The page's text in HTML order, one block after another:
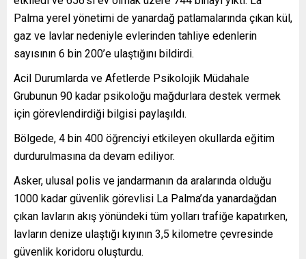
Palma yerel yönetimi de yanardağ patlamalarında çıkan kül,
gaz ve lavlar nedeniyle evlerinden tahliye edenlerin
sayısının 6 bin 200’e ulaştığını bildirdi.
Acil Durumlarda ve Afetlerde Psikolojik Müdahale
Grubunun 90 kadar psikoloğu mağdurlara destek vermek
için görevlendirdiği bilgisi paylaşıldı.
Bölgede, 4 bin 400 öğrenciyi etkileyen okullarda eğitim
durdurulmasına da devam ediliyor.
Asker, ulusal polis ve jandarmanın da aralarında olduğu
1000 kadar güvenlik görevlisi La Palma’da yanardağdan
çıkan lavların akış yönündeki tüm yolları trafiğe kapatırken,
lavların denize ulaştığı kıyının 3,5 kilometre çevresinde
güvenlik koridoru oluşturdu.